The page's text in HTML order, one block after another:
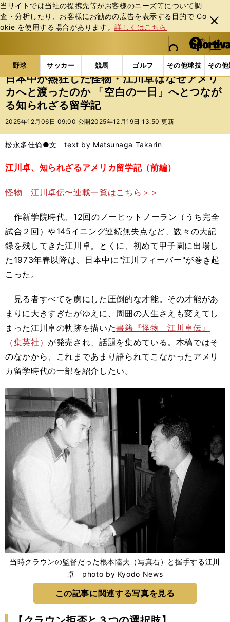
当サイトでは当社の提携先等がお客様のニーズ等について調
査・分析したり、お客様にお勧めの広告を表⽰する⽬的で Co
okie を使⽤する場合があります。詳しくはこちら
閉じ
る
web Sportiva (webスポルティーバ)
検索
マイペ
ー
ジ
メニュ
野球 サッカー 競馬 ゴルフ その他球技 その
b
ス
ポ
ル
テ
ー
バ
野球の記事一覧 プロ野球 日本中が熱狂した怪物・
日本中が熱狂した怪物・江川卓はなぜアメリ
カへと渡ったのか 「空白の一日」へとつなが
る知られざる留学記
2025年12月06日 09:00 公開 2025年12月19日 13:50 更新
松永多佳倫●文 text by Matsunaga Takarin
江川卓、知られざるアメリカ留学記（前編）
怪物 江川卓伝〜連載一覧はこちら＞＞
作新学院時代、12回のノーヒットノーラン（うち完全
試合２回）や145イニング連続無失点など、数々の大記
録を残してきた江川卓。とくに、初めて甲子園に出場し
た1973年春以降は、日本中に"江川フィーバー"が巻き起
こった。
見る者すべてを虜にした圧倒的な才能。その才能があ
まりに大きすぎたがゆえに、周囲の人生さえも変えてし
まった江川卓の軌跡を描いた書籍『怪物 江川卓伝』
（集英社） が発売され、話題を集めている。本稿ではそ
のなかから、これまであまり語られてこなかったアメリ
カ留学時代の一部を紹介したい。
当時クラウンの監督だった根本陸夫（写真右）と握手する江川
卓 photo by Kyodo News
この記事に関連する写真を見る